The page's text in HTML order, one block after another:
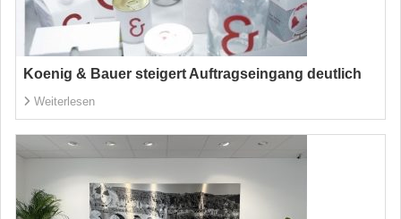
Koenig & Bauer steigert Auftragseingang deutlich
Weiterlesen